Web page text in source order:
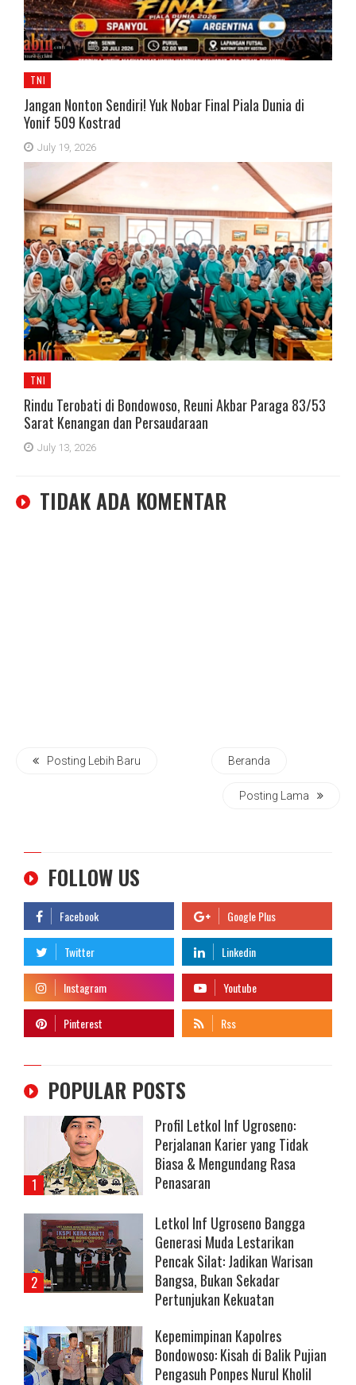
TNI
Jangan Nonton Sendiri! Yuk Nobar Final Piala Dunia di
Yonif 509 Kostrad
July 19, 2026
TNI
Rindu Terobati di Bondowoso, Reuni Akbar Paraga 83/53
Sarat Kenangan dan Persaudaraan
July 13, 2026
TIDAK ADA KOMENTAR
Posting Lebih Baru Beranda
Posting Lama
FOLLOW US
POPULAR POSTS
Profil Letkol Inf Ugroseno:
Perjalanan Karier yang Tidak
Biasa & Mengundang Rasa
Penasaran
Letkol Inf Ugroseno Bangga
Generasi Muda Lestarikan
Pencak Silat: Jadikan Warisan
Bangsa, Bukan Sekadar
Pertunjukan Kekuatan
Kepemimpinan Kapolres
Bondowoso: Kisah di Balik Pujian
Pengasuh Ponpes Nurul Kholil